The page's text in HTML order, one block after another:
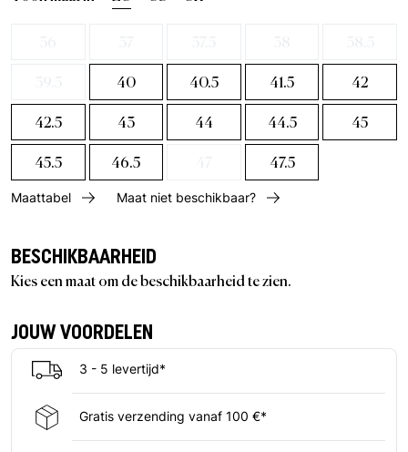
40 40.5 41.5
42
42.5
43 44 44.5
45
45.5
46.5 47.5
Maattabel Maat niet beschikbaar?
BESCHIKBAARHEID
Kies een maat om de beschikbaarheid te zien.
JOUW VOORDELEN
3 - 5 levertijd*
Gratis verzending vanaf 100 €*